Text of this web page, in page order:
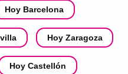
Hoy Barcelona
Hoy Zaragoza
Hoy Castellón